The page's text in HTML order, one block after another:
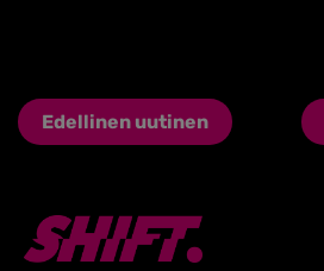
Edellinen uutinen